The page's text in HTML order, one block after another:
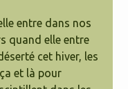
entre dans nos
quand elle entre
cet hiver, les
et là pour